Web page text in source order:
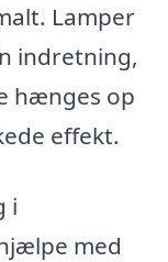
Lamper
indretning,
hænges op
effekt.
i
med